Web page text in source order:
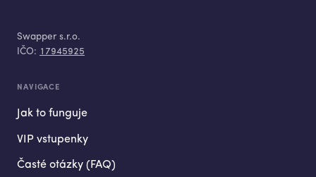
Swapper s.r.o.
IČO: 17945925
NAVIGACE
Jak to funguje
VIP vstupenky
Časté otázky (FAQ)